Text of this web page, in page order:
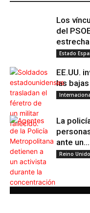
Los
del
Estado
EE.UU.
las
La
ante un...
Reino Unido